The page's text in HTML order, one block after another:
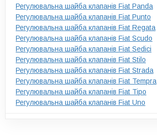
Регулювальна шайба клапанів Fiat Panda
Регулювальна шайба клапанів Fiat Punto
Регулювальна шайба клапанів Fiat Regata
Регулювальна шайба клапанів Fiat Scudo
Регулювальна шайба клапанів Fiat Sedici
Регулювальна шайба клапанів Fiat Stilo
Регулювальна шайба клапанів Fiat Strada
Регулювальна шайба клапанів Fiat Tempra
Регулювальна шайба клапанів Fiat Tipo
Регулювальна шайба клапанів Fiat Uno